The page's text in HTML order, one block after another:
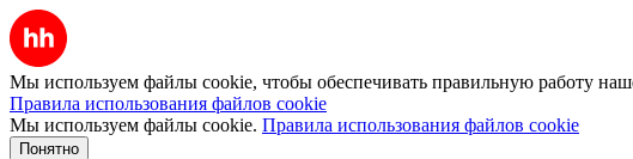
Мы используем файлы cookie, чтобы обеспечивать правильную работу
Правила использования файлов cookie
Мы используем файлы cookie. Правила использования файлов cookie
Понятно